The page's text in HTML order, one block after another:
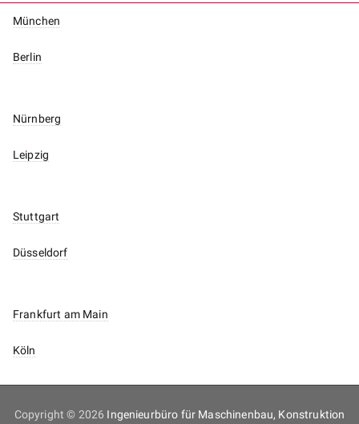
München
Berlin
Nürnberg
Leipzig
Stuttgart
Düsseldorf
Frankfurt am Main
Köln
Copyright © 2026 Ingenieurbüro für Maschinenbau, Konstruktion